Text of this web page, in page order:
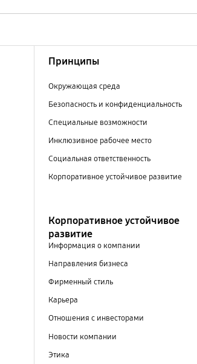
Принципы
Окружающая среда
Безопасность и конфиденциальность
Специальные возможности
Инклюзивное рабочее место
Социальная ответственность
Корпоративное устойчивое развитие
Корпоративное устойчивое
развитие
Информация о компании
Направления бизнеса
Фирменный стиль
Карьера
Отношения с инвесторами
Новости компании
Этика